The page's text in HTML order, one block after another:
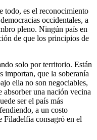
todo, es el reconocimiento
occidentales, a
pleno. Ningún país en
de que los principios de
solo por territorio. Están
importan, que la soberanía
ella no son negociables,
una nación vecina
ser el país más
a un costo
Filadelfia consagró en el